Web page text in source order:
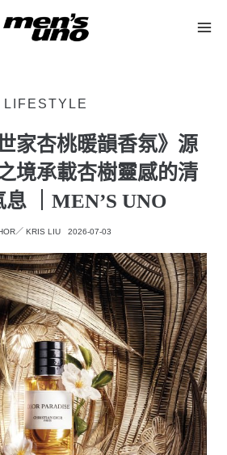
LIFESTYLE
家杏桃暖韻香氛》源
境承載杏樹靈感的清
｜MEN’S UNO
／ KRIS LIU 2026-07-03